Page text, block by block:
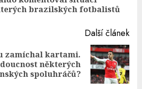
brazilských fotbalistů
Další článek
zamíchal kartami.
některých
spoluhráčů?